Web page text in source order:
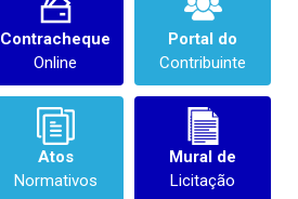
Contracheque
Online
Portal do
Contribuinte
Atos
Normativos
Mural de
Licitação